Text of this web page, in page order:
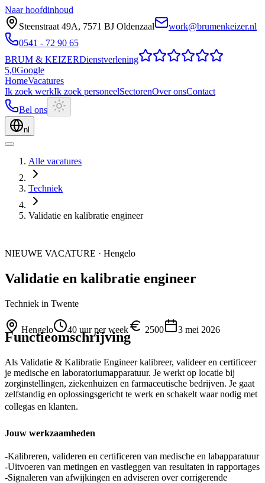
Naar hoofdinhoud
Steenstraat 49A, 7571 BJ Oldenzaal
work@brumenkeizer.nl
0541 - 72 90 65
BRUM & KEIZERDienstverlening
5,0Google
HomeVacatures
Ik zoek werkIk zoek personeelSectorenOver onsContact
Bel ons
nl
Alle vacatures
Techniek
Validatie en kalibratie engineer
NIEUWE VACATURE · Hengelo
Validatie en kalibratie engineer
Techniek in Twente
Hengelo 40 uur per week 2500 3 mei 2026
Functieomschrijving
Als Validatie & Kalibratie Engineer kalibreer, valideer en certificeer
je medische en laboratoriumapparatuur. Je werkt op locatie bij
zorginstellingen, ziekenhuizen en farmaceutische bedrijven. Je gaat
zelfstandig en oplossingsgericht te werk en schakelt waar nodig met
collegas en klanten.
Jouw werkzaamheden
-Kalibreren, valideren en certificeren van medische en labapparatuur
-Uitvoeren van metingen en vastleggen van resultaten in rapportages
-Signaleren van afwijkingen en adviseren over corrigerende